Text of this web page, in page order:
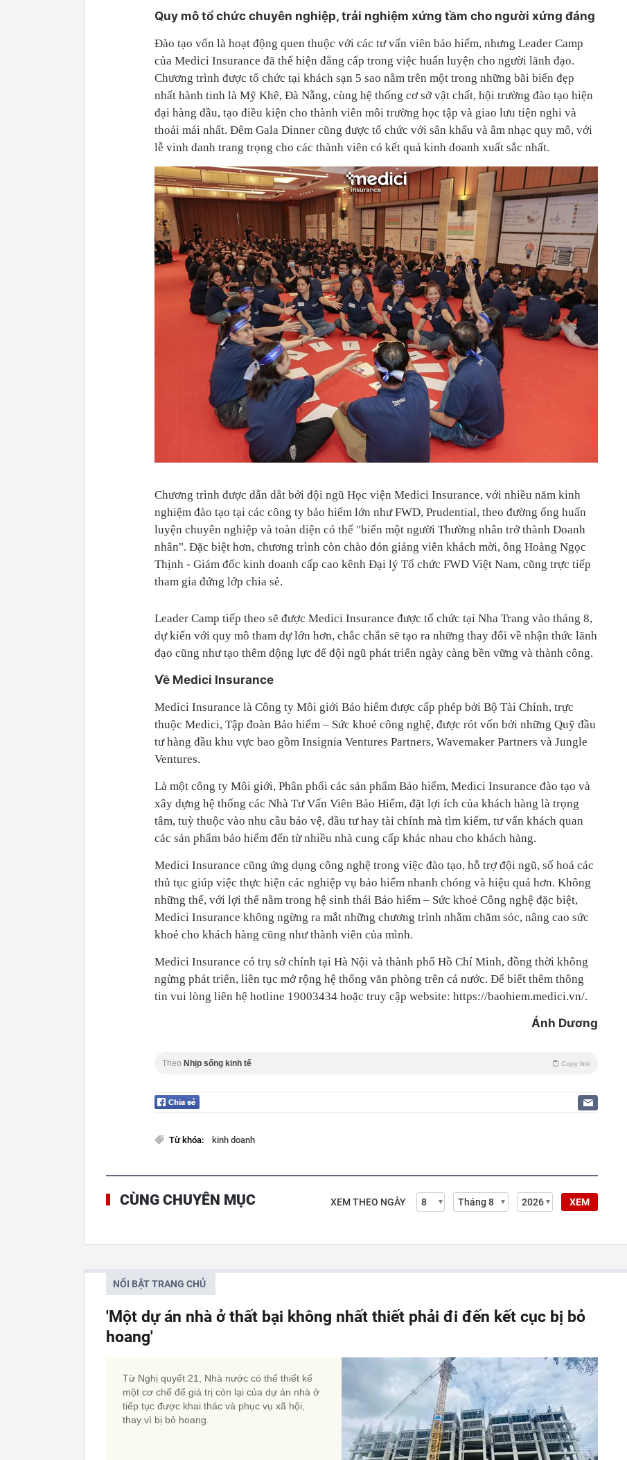
Quy mô tổ chức chuyên nghiệp, trải nghiệm xứng tầm cho người xứng đáng
Đào tạo vốn là hoạt động quen thuộc với các tư vấn viên bảo hiểm, nhưng Leader Camp
của Medici Insurance đã thể hiện đẳng cấp trong việc huấn luyện cho người lãnh đạo.
Chương trình được tổ chức tại khách sạn 5 sao nằm trên một trong những bãi biển đẹp
nhất hành tinh là Mỹ Khê, Đà Nẵng, cùng hệ thống cơ sở vật chất, hội trường đào tạo hiện
đại hàng đầu, tạo điều kiện cho thành viên môi trường học tập và giao lưu tiện nghi và
thoải mái nhất. Đêm Gala Dinner cũng được tổ chức với sân khấu và âm nhạc quy mô, với
lễ vinh danh trang trọng cho các thành viên có kết quả kinh doanh xuất sắc nhất.
Chương trình được dẫn dắt bởi đội ngũ Học viện Medici Insurance, với nhiều năm kinh
nghiệm đào tạo tại các công ty bảo hiểm lớn như FWD, Prudential, theo đường ống huấn
luyện chuyên nghiệp và toàn diện có thể "biến một người Thường nhân trở thành Doanh
nhân". Đặc biệt hơn, chương trình còn chào đón giảng viên khách mời, ông Hoàng Ngọc
Thịnh - Giám đốc kinh doanh cấp cao kênh Đại lý Tổ chức FWD Việt Nam, cũng trực tiếp
tham gia đứng lớp chia sẻ.
Leader Camp tiếp theo sẽ được Medici Insurance được tổ chức tại Nha Trang vào tháng 8,
dự kiến với quy mô tham dự lớn hơn, chắc chắn sẽ tạo ra những thay đổi về nhận thức lãnh
đạo cũng như tạo thêm động lực để đội ngũ phát triển ngày càng bền vững và thành công.
Về Medici Insurance
Medici Insurance là Công ty Môi giới Bảo hiểm được cấp phép bởi Bộ Tài Chính, trực
thuộc Medici, Tập đoàn Bảo hiểm – Sức khoẻ công nghệ, được rót vốn bởi những Quỹ đầu
tư hàng đầu khu vực bao gồm Insignia Ventures Partners, Wavemaker Partners và Jungle
Ventures.
Là một công ty Môi giới, Phân phối các sản phẩm Bảo hiểm, Medici Insurance đào tạo và
xây dựng hệ thống các Nhà Tư Vấn Viên Bảo Hiểm, đặt lợi ích của khách hàng là trọng
tâm, tuỳ thuộc vào nhu cầu bảo vệ, đầu tư hay tài chính mà tìm kiếm, tư vấn khách quan
các sản phẩm bảo hiểm đến từ nhiều nhà cung cấp khác nhau cho khách hàng.
Medici Insurance cũng ứng dụng công nghệ trong việc đào tạo, hỗ trợ đội ngũ, số hoá các
thủ tục giúp việc thực hiện các nghiệp vụ bảo hiểm nhanh chóng và hiệu quả hơn. Không
những thế, với lợi thế nằm trong hệ sinh thái Bảo hiểm – Sức khoẻ Công nghệ đặc biệt,
Medici Insurance không ngừng ra mắt những chương trình nhằm chăm sóc, nâng cao sức
khoẻ cho khách hàng cũng như thành viên của mình.
Medici Insurance có trụ sở chính tại Hà Nội và thành phố Hồ Chí Minh, đồng thời không
ngừng phát triển, liên tục mở rộng hệ thống văn phòng trên cả nước. Để biết thêm thông
tin vui lòng liên hệ hotline 19003434 hoặc truy cập website: https://baohiem.medici.vn/.
Ánh Dương
Theo Nhịp sống kinh tế Copy link
Từ khóa: kinh doanh
CÙNG CHUYÊN MỤC XEM THEO NGÀY XEM
NỔI BẬT TRANG CHỦ
'Một dự án nhà ở thất bại không nhất thiết phải đi đến kết cục bị bỏ
hoang'
Từ Nghị quyết 21, Nhà nước có thể thiết kế
một cơ chế để giá trị còn lại của dự án nhà ở
tiếp tục được khai thác và phục vụ xã hội,
thay vì bị bỏ hoang.